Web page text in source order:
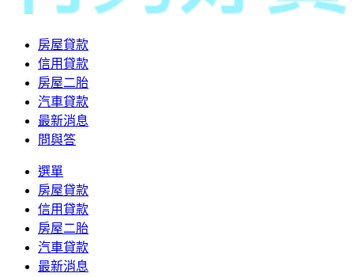
房屋貸款
信用貸款
房屋二胎
汽車貸款
最新消息
問與答
選單
房屋貸款
信用貸款
房屋二胎
汽車貸款
最新消息